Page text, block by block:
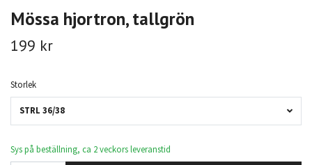
Mössa hjortron, tallgrön
199 kr
Storlek
STRL 36/38
Sys på beställning, ca 2 veckors leveranstid